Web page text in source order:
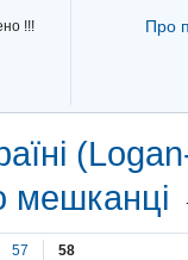
!!!
Про
мешканці
57 58